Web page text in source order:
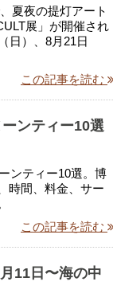
夏夜の提灯アート
展」が開催され
日）、8月21日
この記事を読む
ンティー10選
ンティー10選。博
時間、料金、サー
この記事を読む
11日〜海の中